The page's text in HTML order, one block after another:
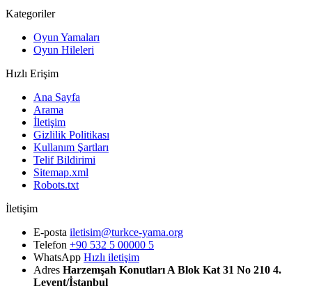
Kategoriler
Oyun Yamaları
Oyun Hileleri
Hızlı Erişim
Ana Sayfa
Arama
İletişim
Gizlilik Politikası
Kullanım Şartları
Telif Bildirimi
Sitemap.xml
Robots.txt
İletişim
E-posta iletisim@turkce-yama.org
Telefon +90 532 5 00000 5
WhatsApp Hızlı iletişim
Adres Harzemşah Konutları A Blok Kat 31 No 210 4.
Levent/İstanbul